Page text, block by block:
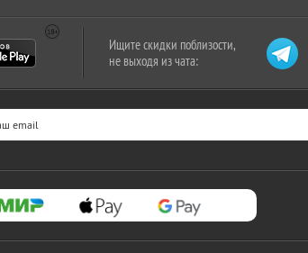
Ищите скидки поблизости,
не выходя из чата: